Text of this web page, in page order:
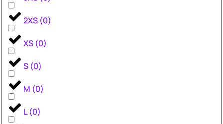
2XS (0)
XS (0)
S (0)
M (0)
L (0)